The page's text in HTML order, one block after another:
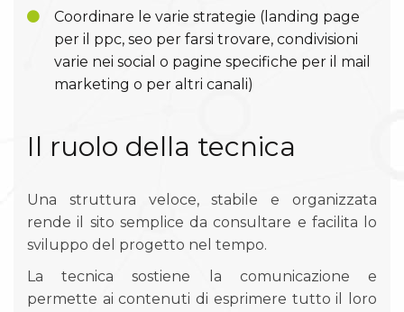
Coordinare le varie strategie (landing page
per il ppc, seo per farsi trovare, condivisioni
varie nei social o pagine specifiche per il mail
marketing o per altri canali)
Il ruolo della tecnica
Una struttura veloce, stabile e organizzata
rende il sito semplice da consultare e facilita lo
sviluppo del progetto nel tempo.
La tecnica sostiene la comunicazione e
permette ai contenuti di esprimere tutto il loro